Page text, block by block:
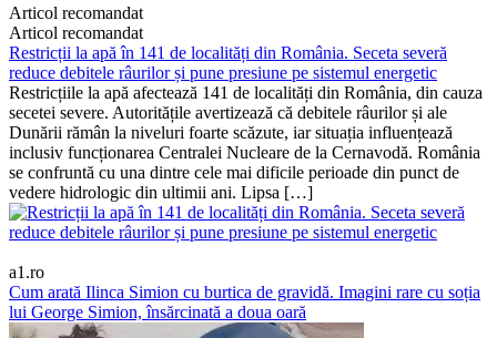
Articol recomandat
Articol recomandat
Restricții la apă în 141 de localități din România. Seceta severă
reduce debitele râurilor și pune presiune pe sistemul energetic
Restricțiile la apă afectează 141 de localități din România, din cauza
secetei severe. Autoritățile avertizează că debitele râurilor și ale
Dunării rămân la niveluri foarte scăzute, iar situația influențează
inclusiv funcționarea Centralei Nucleare de la Cernavodă. România
se confruntă cu una dintre cele mai dificile perioade din punct de
vedere hidrologic din ultimii ani. Lipsa […]
a1.ro
Cum arată Ilinca Simion cu burtica de gravidă. Imagini rare cu soția
lui George Simion, însărcinată a doua oară